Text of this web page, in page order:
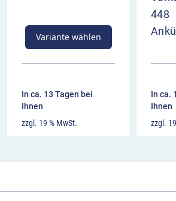
Variante wählen
In ca. 13 Tagen bei
Ihnen
zzgl. 19 % MwSt.
448
In ca.
Ihnen
zzgl.